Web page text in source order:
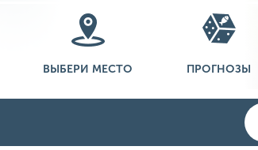
ВЫБЕРИ МЕСТО ПРОГНОЗЫ